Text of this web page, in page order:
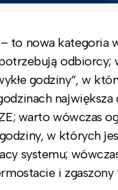
to nowa kategoria
odbiorcy;
godziny”, w
warto wówczas
w których
systemu;
i